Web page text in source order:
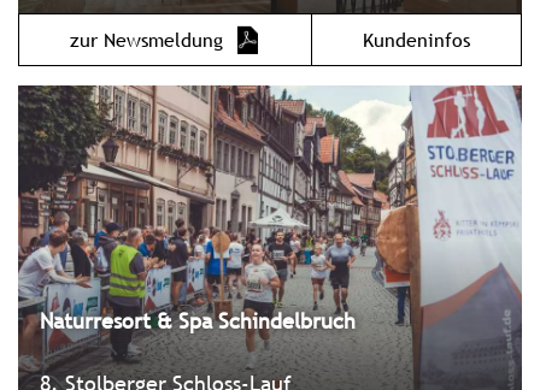
zur Newsmeldung Kundeninfos
Naturresort & Spa Schindelbruch
8. Stolberger Schloss-Lauf